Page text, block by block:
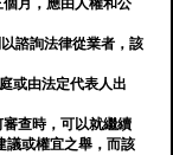
月，應由人權和公
諮詢法律從業者，該
或由法定代表人出
查時，可以就繼續
議或權宜之舉，而該